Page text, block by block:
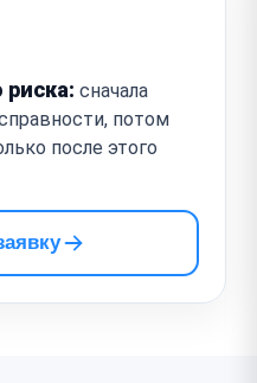
сначала
потом
после этого